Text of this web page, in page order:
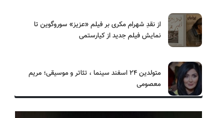
از نقدِ شهرام مکری بر فیلم «عزیز» سوروگوین تا
نمایش فیلم جدید از کیارستمی
متولدین ۲۴ اسفند سینما ، تئاتر و موسیقی؛ مریم
معصومی